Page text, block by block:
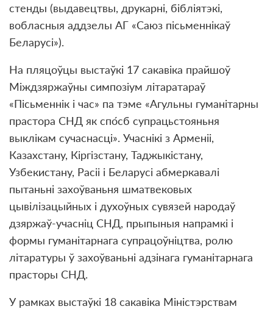
стенды (выдавецтвы, друкарні, бібліятэкі,
вобласныя аддзелы АГ «Саюз пісьменнікаў
Беларусі»).
На пляцоўцы выстаўкі 17 сакавіка прайшоў
Міждзяржаўны симпозіум літаратараў
«Пісьменнік і час» па тэме «Агульны гуманітарны
прастора СНД як спо́сб супрацьстояньня
выклікам сучаснасці». Учаснікі з Арменіі,
Казахстану, Кіргізстану, Таджыкістану,
Узбекистану, Расіі і Беларусі абмеркавалі
пытаньні захоўваньня шматвековых
цывілізацыйных і духоўных сувязей народаў
дзяржаў-учасніц СНД, прыпыныя напрамкі і
формы гуманітарнага супрацоўніцтва, ролю
літаратуры ў захоўваньні адзінага гуманітарнага
прасторы СНД.
У рамках выстаўкі 18 сакавіка Міністэрствам